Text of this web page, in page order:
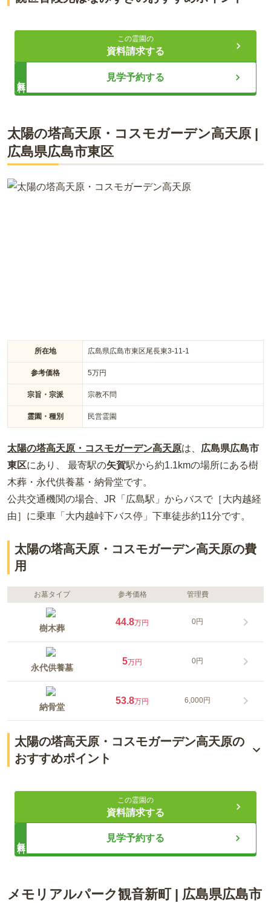
寺院の境内にある安心の納骨堂
充実した施設設備とサービス
新区画「かんおん樹木葬」誕生
観世音陵苑はなみずきは、西区南観音にある屋内型の納骨堂で
アクセスに便利な立地です。納骨堂は個室型・仏壇型の2種類
この霊園の
資料請求する
見学予約する
太陽の塔高天原・コスモガーデン高天原 |
広島県広島市東区
所在地 広島県広島市東区尾長東3-11-1
参考価格 5万円
宗旨・宗派 宗教不問
霊園・種別 民営霊園
太陽の塔高天原・コスモガーデン高天原は、 広島県広島市
東区にあり、 最寄駅の矢賀駅から約1.1kmの場所にある樹
木葬・永代供養墓・納骨堂です。
公共交通機関の場合、JR「広島駅」からバスで［大内越経
由］に乗車「大内越峠下バス停」下車徒歩約11分です。
太陽の塔高天原・コスモガーデン高天原の費
用
お墓タイプ 参考価格 管理費
樹木葬
44.8万円 0円
永代供養墓
5万円 0円
納骨堂
53.8万円 6,000円
太陽の塔高天原・コスモガーデン高天原の
おすすめポイント
多彩な納骨スタイルをご用意
安心して通える快適な環境
想いに応える供養のかたち
この霊園の
資料請求する
見学予約する
メモリアルパーク観音新町| 広島県広島市